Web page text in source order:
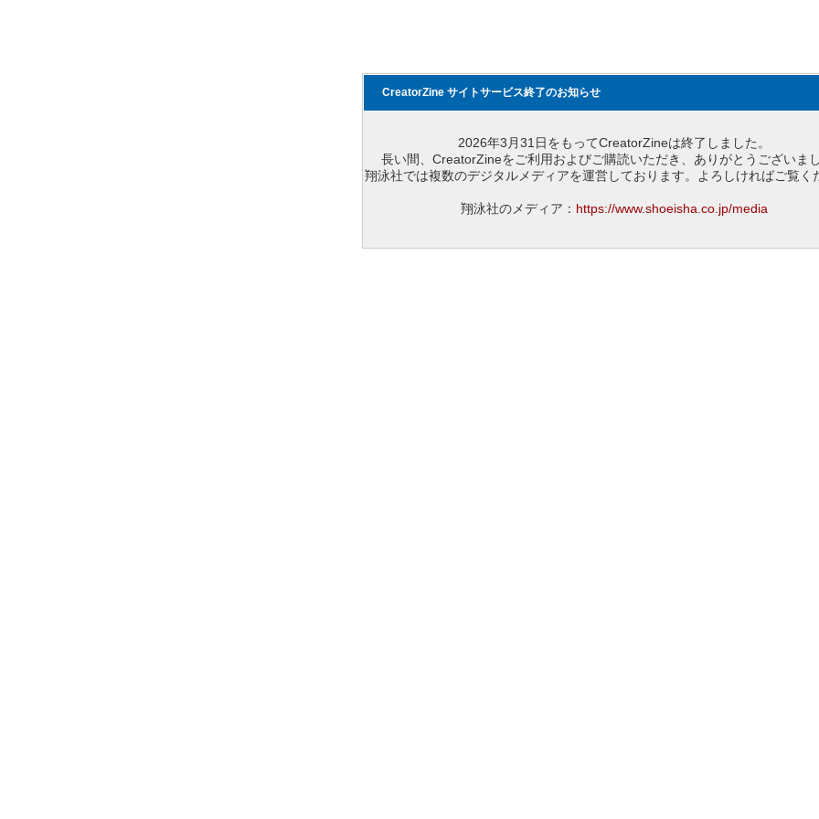
CreatorZine サイトサービス終了のお知らせ
2026年3月31日をもってCreatorZineは終了しました。
長い間、CreatorZineをご利用およびご購読いただき、ありがとうございまし
翔泳社では複数のデジタルメディアを運営しております。よろしければご覧く
翔泳社のメディア： https://www.shoeisha.co.jp/media